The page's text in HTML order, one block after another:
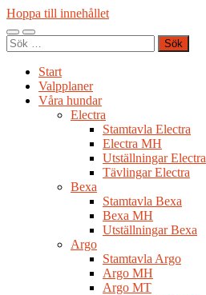
Hoppa till innehållet
Slå
på/av
Slå
på/av
Sök
efter:
Start
Valpplaner
Våra hundar
Electra
Stamtavla Electra
Electra MH
Utställningar Electra
Tävlingar Electra
Bexa
Stamtavla Bexa
Bexa MH
Utställningar Bexa
Argo
Stamtavla Argo
Argo MH
Argo MT